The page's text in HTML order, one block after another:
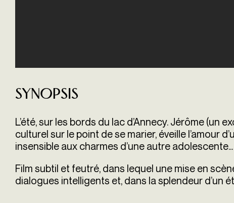
Synopsis
L’été, sur les bords du lac d’Annecy. Jérôme (un
culturel sur le point de se marier, éveille l’amour
insensible aux charmes d’une autre adolescente...
Film subtil et feutré, dans lequel une mise en
dialogues intelligents et, dans la splendeur d’un